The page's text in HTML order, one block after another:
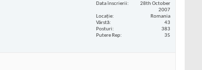
Data înscrierii
28th October
2007
Locaţie
Romania
Vârstă
43
Posturi
383
Putere Rep
35